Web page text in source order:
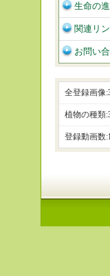
生命の
関連リ
お問い
全登録画像:
植物の種類:
登録動画数: